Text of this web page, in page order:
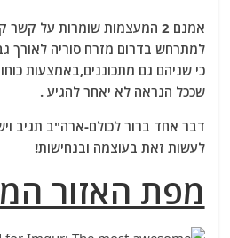
אמנם 2 המעצמות שומרות על
למתרחש בדרום מזרח סוריה לאורך
כי שניהם גם מתכוננים,באמצעות
שככל הנראה לא יאחר להגיע .
דבר אחד ברור לכולם-ארה"ב תגיב
לעשות זאת בעוצמה ובנחישות!
מפת האזור